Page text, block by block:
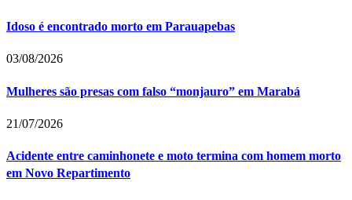
Idoso é encontrado morto em Parauapebas
03/08/2026
Mulheres são presas com falso “monjauro” em Marabá
21/07/2026
Acidente entre caminhonete e moto termina com homem morto
em Novo Repartimento